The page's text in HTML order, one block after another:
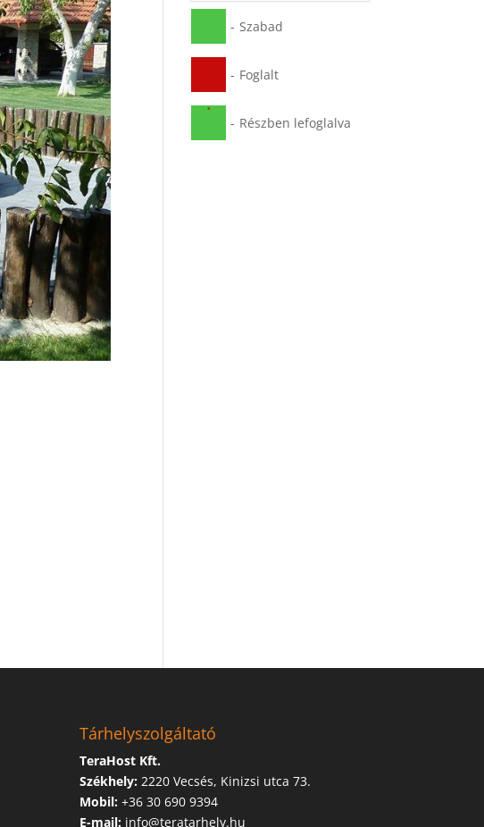
- Szabad
- Foglalt
·
- Részben lefoglalva
Tárhelyszolgáltató
TeraHost Kft.
Székhely: 2220 Vecsés, Kinizsi utca 73.
Mobil: +36 30 690 9394
E-mail: info@teratarhely.hu